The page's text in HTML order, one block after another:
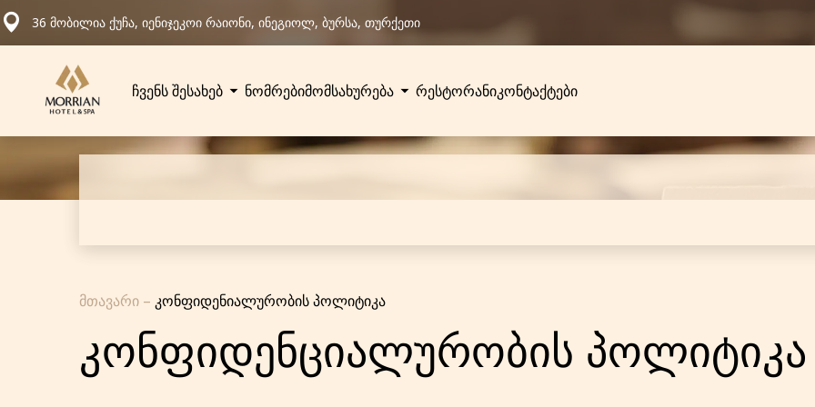
36 მობილია ქუჩა, იენიჯეკოი რაიონი, ინეგიოლ, ბურსა, თურქეთი
ჩვენს შესახებ ნომრებიმომსახურება რესტორანიკონტაქტები
მთავარი – კონფიდენიალურობის პოლიტიკა
კონფიდენციალურობის პოლიტიკა